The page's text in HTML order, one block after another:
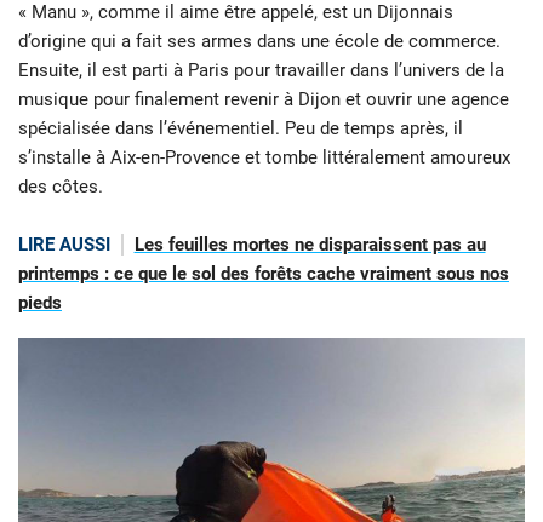
« Manu », comme il aime être appelé, est un Dijonnais
d’origine qui a fait ses armes dans une école de commerce.
Ensuite, il est parti à Paris pour travailler dans l’univers de la
musique pour finalement revenir à Dijon et ouvrir une agence
spécialisée dans l’événementiel. Peu de temps après, il
s’installe à Aix-en-Provence et tombe littéralement amoureux
des côtes.
LIRE AUSSI
Les feuilles mortes ne disparaissent pas au
printemps : ce que le sol des forêts cache vraiment sous nos
pieds